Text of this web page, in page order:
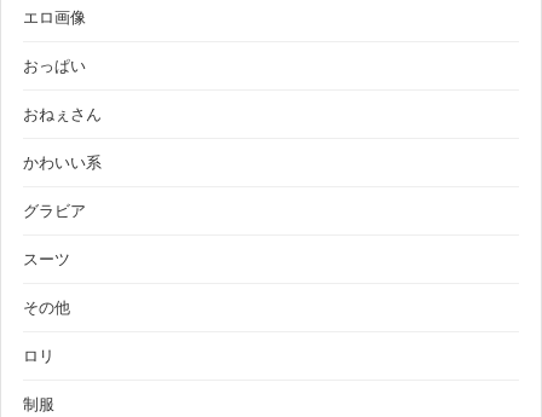
エロ画像
おっぱい
おねぇさん
かわいい系
グラビア
スーツ
その他
ロリ
制服